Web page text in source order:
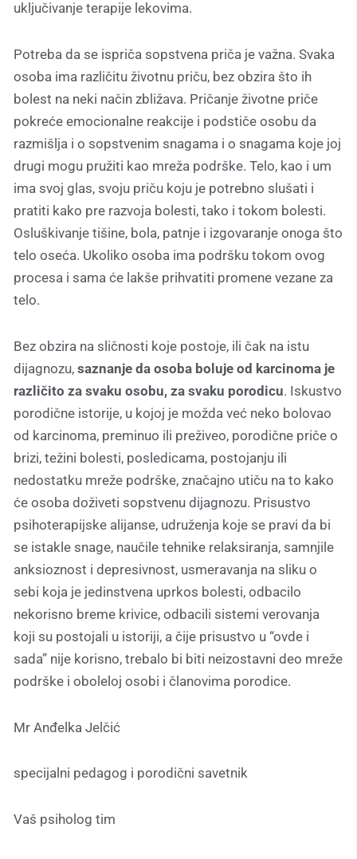
uključivanje terapije lekovima.
Potreba da se ispriča sopstvena priča je važna. Svaka
osoba ima različitu životnu priču, bez obzira što ih
bolest na neki način zbližava. Pričanje životne priče
pokreće emocionalne reakcije i podstiče osobu da
razmišlja i o sopstvenim snagama i o snagama koje joj
drugi mogu pružiti kao mreža podrške. Telo, kao i um
ima svoj glas, svoju priču koju je potrebno slušati i
pratiti kako pre razvoja bolesti, tako i tokom bolesti.
Osluškivanje tišine, bola, patnje i izgovaranje onoga što
telo oseća. Ukoliko osoba ima podršku tokom ovog
procesa i sama će lakše prihvatiti promene vezane za
telo.
Bez obzira na sličnosti koje postoje, ili čak na istu
dijagnozu, saznanje da osoba boluje od karcinoma je
različito za svaku osobu, za svaku porodicu. Iskustvo
porodične istorije, u kojoj je možda već neko bolovao
od karcinoma, preminuo ili preživeo, porodične priče o
brizi, težini bolesti, posledicama, postojanju ili
nedostatku mreže podrške, značajno utiču na to kako
će osoba doživeti sopstvenu dijagnozu. Prisustvo
psihoterapijske alijanse, udruženja koje se pravi da bi
se istakle snage, naučile tehnike relaksiranja, samnjile
anksioznost i depresivnost, usmeravanja na sliku o
sebi koja je jedinstvena uprkos bolesti, odbacilo
nekorisno breme krivice, odbacili sistemi verovanja
koji su postojali u istoriji, a čije prisustvo u “ovde i
sada” nije korisno, trebalo bi biti neizostavni deo mreže
podrške i oboleloj osobi i članovima porodice.
Mr Anđelka Jelčić
specijalni pedagog i porodični savetnik
Vaš psiholog tim